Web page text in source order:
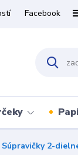
Facebook
Súpravičky 2-